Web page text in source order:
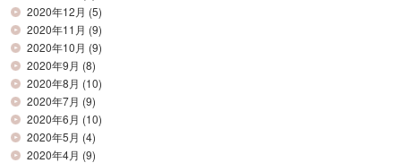
2020年12月 (5)
2020年11月 (9)
2020年10月 (9)
2020年9月 (8)
2020年8月 (10)
2020年7月 (9)
2020年6月 (10)
2020年5月 (4)
2020年4月 (9)